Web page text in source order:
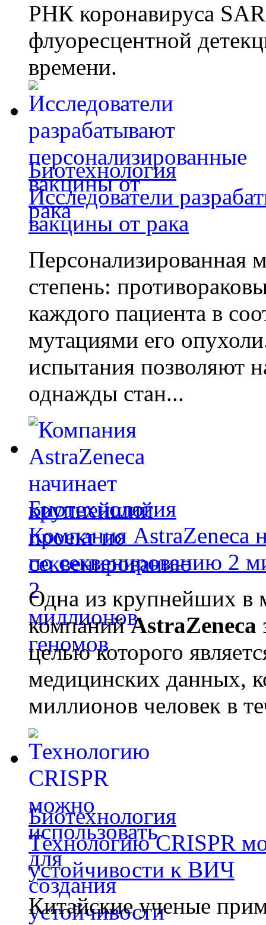
РНК коронавируса
флуоресцентной
времени.
Биотехнология
Исследователи
вакцины от рака
Персонализированная
степень:
каждого пациента в
мутациями его
испытания позволяют
однажды стан...
Биотехнология
Компания AstraZeneca
по секвенированию 2
Одна из крупнейших в
компанийAstraZeneca
целью которого
медицинских данных,
миллионов человек в
Биотехнология
Технологию CRISPR
устойчивости к ВИЧ
Китайские ученые